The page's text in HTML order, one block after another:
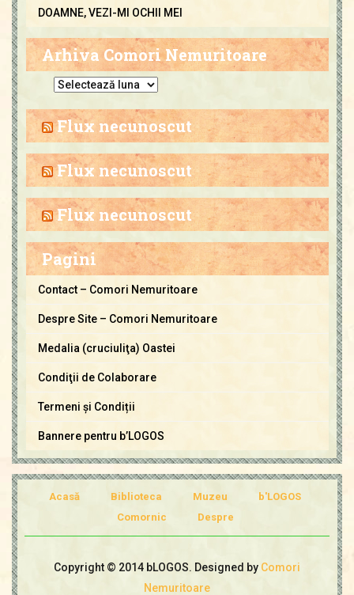
DOAMNE, VEZI-MI OCHII MEI
Arhiva Comori Nemuritoare
h
i
a
C
o
m
i
u
o
e
Flux necunoscut
Flux necunoscut
Flux necunoscut
Pagini
Contact – Comori Nemuritoare
Despre Site – Comori Nemuritoare
Medalia (cruciuliţa) Oastei
Condiţii de Colaborare
Termeni și Condiții
Bannere pentru b’LOGOS
Acasă Biblioteca Muzeu
b'LOGOS
Comornic
Despre
Copyright © 2014 bLOGOS. Designed by Comori
Nemuritoare